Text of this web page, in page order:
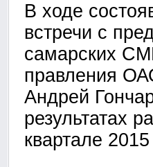
В ходе
встречи с
самарских
правления
Андрей
результатах
квартале